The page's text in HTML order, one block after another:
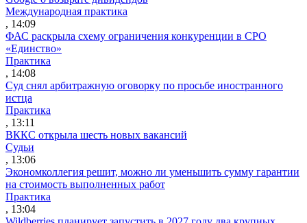
Международная практика
, 14:09
ФАС раскрыла схему ограничения конкуренции в СРО
«Единство»
Практика
, 14:08
Суд снял арбитражную оговорку по просьбе иностранного
истца
Практика
, 13:11
ВККС открыла шесть новых вакансий
Судьи
, 13:06
Экономколлегия решит, можно ли уменьшить сумму гарантии
на стоимость выполненных работ
Практика
, 13:04